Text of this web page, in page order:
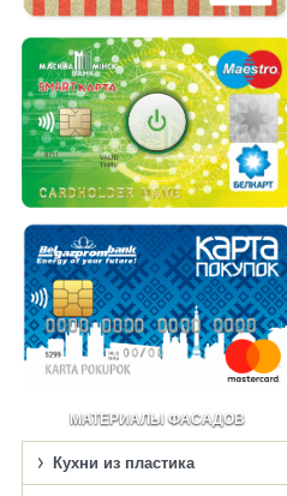
МАТЕРИАЛЫ ФАСАДОВ
Кухни из пластика